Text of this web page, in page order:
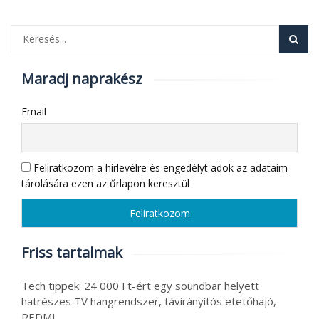
Maradj naprakész
Email
Feliratkozom a hírlevélre és engedélyt adok az adataim
tárolására ezen az űrlapon keresztül
Friss tartalmak
Tech tippek: 24 000 Ft-ért egy soundbar helyett
hatrészes TV hangrendszer, távirányítós etetőhajó,